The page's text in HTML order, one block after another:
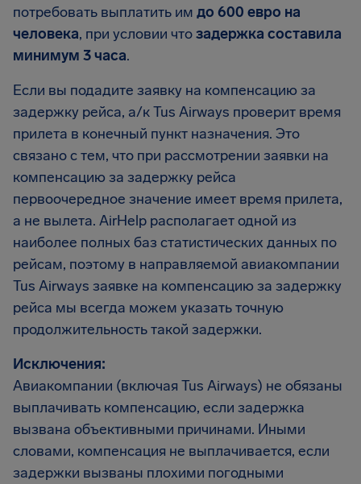
потребовать выплатить им до 600 евро на
человека, при условии чтозадержка составила
минимум 3 часа.
Если вы подадите заявку на компенсацию за
задержку рейса, а/к Tus Airways проверит время
прилета в конечный пункт назначения. Это
связано с тем, что при рассмотрении заявки на
компенсацию за задержку рейса
первоочередное значение имеет время прилета,
а не вылета. AirHelp располагает одной из
наиболее полных баз статистических данных по
рейсам, поэтому в направляемой авиакомпании
Tus Airways заявке на компенсацию за задержку
рейса мы всегда можем указать точную
продолжительность такой задержки.
Исключения:
Авиакомпании (включая Tus Airways) не обязаны
выплачивать компенсацию, если задержка
вызвана объективными причинами. Иными
словами, компенсация не выплачивается, если
задержки вызваны плохими погодными